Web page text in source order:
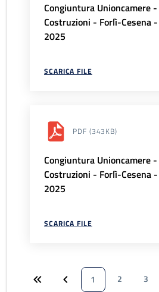
Congiuntura Unioncamere
Costruzioni - Forlì-Cesena
2025
SCARICA FILE
PDF (343KB)
Congiuntura Unioncamere
Costruzioni - Forlì-Cesena
2025
SCARICA FILE
1 2 3